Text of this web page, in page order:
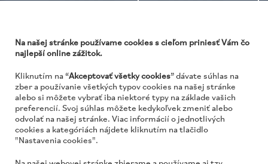
JTRE a. s., RIVER PARK, Dvořákovo nábrežie 10
Na našej stránke používame cookies s cieľom priniesť Vám čo
najlepší online zážitok.
Kliknutím na “Akceptovať všetky cookies” dávate súhlas na
zber a používanie všetkých typov cookies na našej stránke
alebo si môžete vybrať iba niektoré typy na základe vašich
preferencií. Svoj súhlas môžete kedykoľvek zmeniť alebo
odvolať na našej stránke. Viac informácií o jednotlivých
cookies a kategóriách nájdete kliknutím na tlačidlo
"Nastavenia cookies".